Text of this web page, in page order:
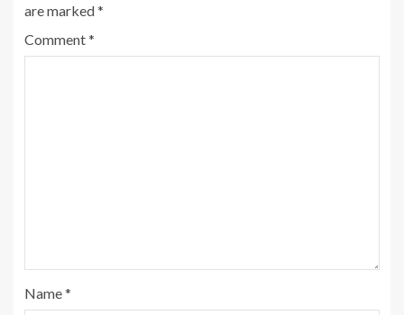
are marked*
Comment*
Name*